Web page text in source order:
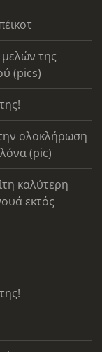
μελών της
(pics)
ολοκλήρωση
(pic)
καλύτερη
εκτός